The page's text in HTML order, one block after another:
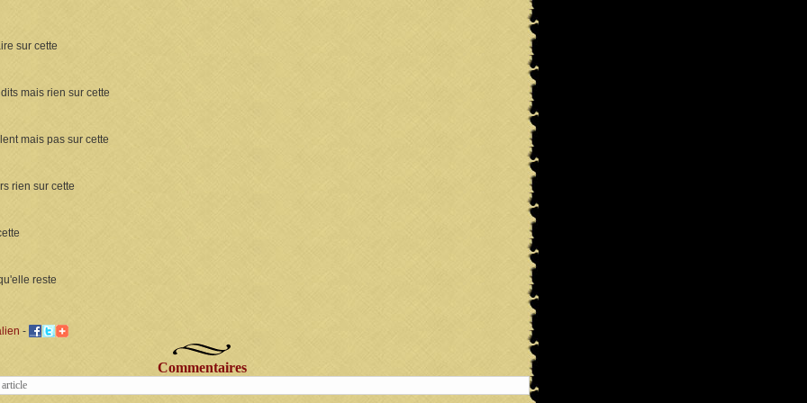
sur cette
mais rien sur cette
mais pas sur cette
rien sur cette
reste
-
Commentaires